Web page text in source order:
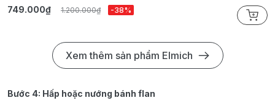
749.000₫ 1.200.000₫ -38%
Xem thêm sản phẩm Elmich
Bước 4: Hấp hoặc nướng bánh flan